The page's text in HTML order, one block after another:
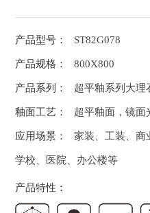
产品型号： ST82G078
产品规格： 800X800
产品系列： 超平釉系列大理
釉面工艺： 超平釉面，镜面
应用场景： 家装、工装、商
学校、医院、办公楼等
产品特性：